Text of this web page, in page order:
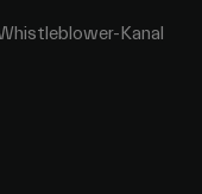
Kanal